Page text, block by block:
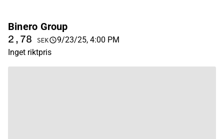
Binero Group
2,78 SEK
9/23/25, 4:00 PM
Inget riktpris